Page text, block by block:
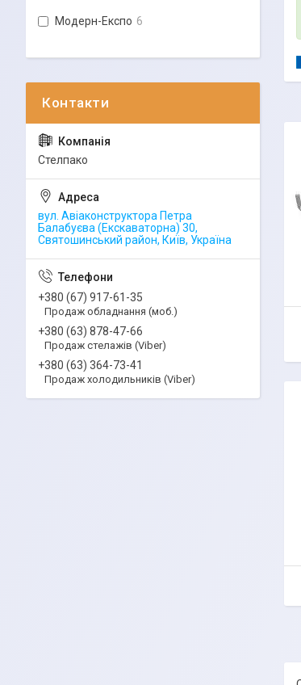
Модерн-Експо 6
Стелпако
вул. Авіаконструктора Петра
Балабуєва (Екскаваторна) 30,
Святошинський район, Київ, Україна
+380 (67) 917-61-35
Продаж обладнання (моб.)
+380 (63) 878-47-66
Продаж стелажів (Viber)
+380 (63) 364-73-41
Продаж холодильників (Viber)